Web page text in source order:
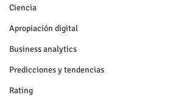
Ciencia
Apropiación digital
Business analytics
Predicciones y tendencias
Rating